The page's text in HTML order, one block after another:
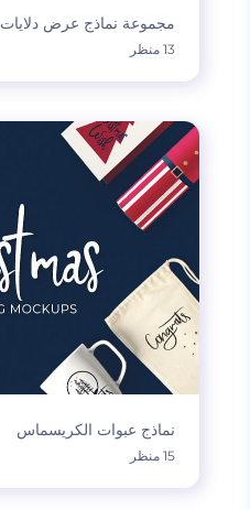
مجموعة نماذج عرض دلايات
13 منظر
نماذج عبوات الكريسماس
15 منظر